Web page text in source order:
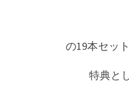
の19本セッ
特典と